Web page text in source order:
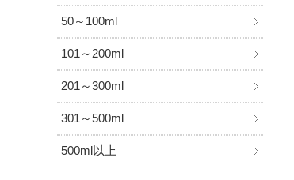
50～100ml
101～200ml
201～300ml
301～500ml
500ml以上